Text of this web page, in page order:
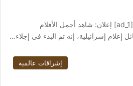
من صحيفة اشراق العالم 24:[ad_1] إعلان: شاهد أجمل الأفلام
إشراقات عالمية